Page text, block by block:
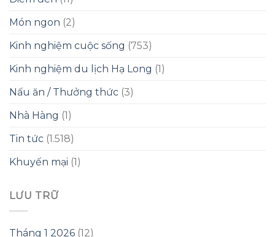
Món ngon (2)
Kinh nghiệm cuộc sống (753)
Kinh nghiệm du lịch Hạ Long (1)
Nấu ăn / Thưởng thức (3)
Nhà Hàng (1)
Tin tức (1.518)
Khuyến mại (1)
LƯU TRỮ
Tháng 1 2026 (12)